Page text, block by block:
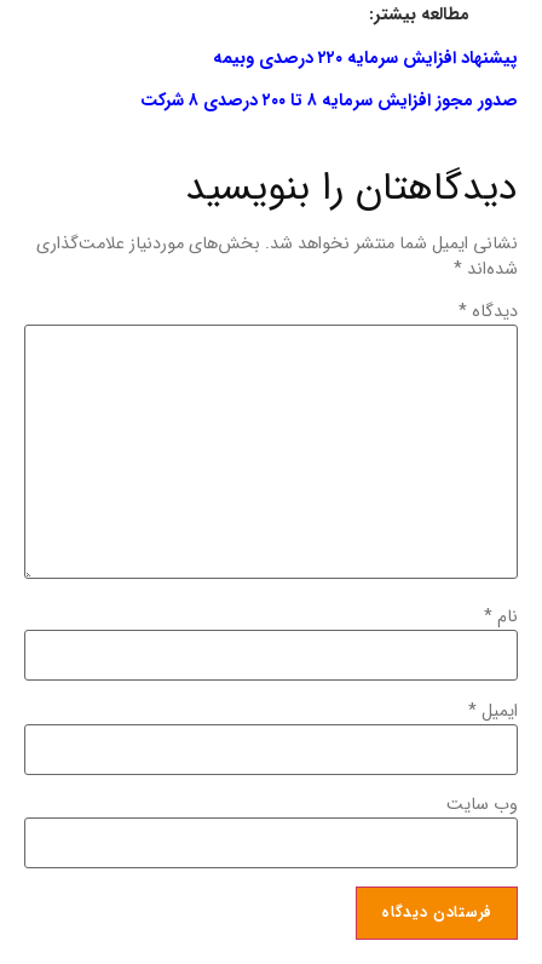
مطالعه بیشتر:
پیشنهاد افزایش سرمایه ۲۲۰ درصدی وبیمه
صدور مجوز افزایش سرمایه ۸ تا ۲۰۰ درصدی ۸ شرکت
دیدگاهتان را بنویسید
نشانی ایمیل شما منتشر نخواهد شد. بخش‌های موردنیاز علامت‌گذاری
شده‌اند *
دیدگاه *
نام*
ایمیل*
وب‌ سایت